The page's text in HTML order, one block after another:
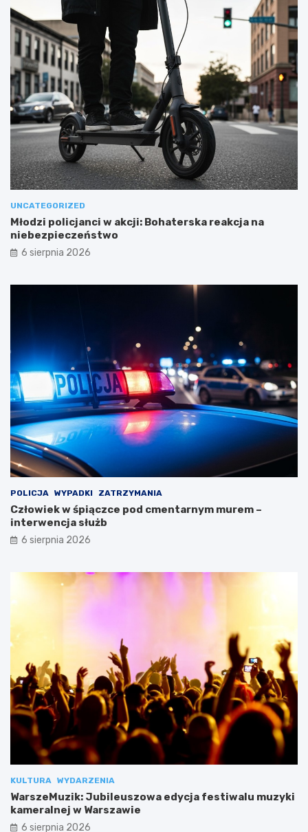
UNCATEGORIZED
Młodzi policjanci w akcji: Bohaterska reakcja na
niebezpieczeństwo
6 sierpnia 2026
POLICJA WYPADKI ZATRZYMANIA
Człowiek w śpiączce pod cmentarnym murem –
interwencja służb
6 sierpnia 2026
KULTURA WYDARZENIA
WarszeMuzik: Jubileuszowa edycja festiwalu muzyki
kameralnej w Warszawie
6 sierpnia 2026